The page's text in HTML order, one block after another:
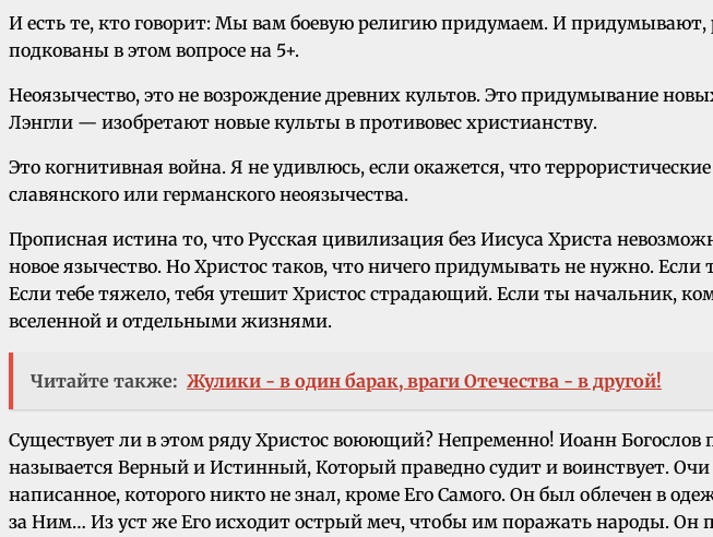
И есть те, кто говорит: Мы вам боевую религию придумаем. И
подкованы в этом вопросе на 5+.
Неоязычество, это не возрождение древних культов. Это придумывание
Лэнгли — изобретают новые культы в противовес христианству.
Это когнитивная война. Я не удивлюсь, если окажется, что
славянского или германского неоязычества.
Прописная истина то, что Русская цивилизация без Иисуса Христа
новое язычество. Но Христос таков, что ничего придумывать не нужно.
Если тебе тяжело, тебя утешит Христос страдающий. Если ты начальник,
вселенной и отдельными жизнями.
Читайте также: Жулики - в один барак, враги Отечества - в другой!
Существует ли в этом ряду Христос воюющий? Непременно! Иоанн
называется Верный и Истинный, Который праведно судит и воинствует.
написанное, которого никто не знал, кроме Его Самого. Он был облечен в
за Ним… Из уст же Его исходит острый меч, чтобы им поражать народы. Он